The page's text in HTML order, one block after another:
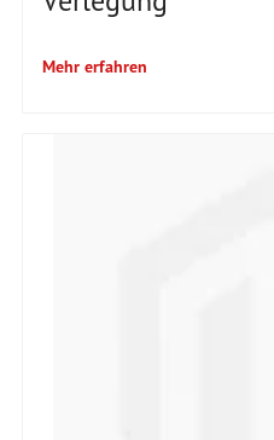
Mehr erfahren